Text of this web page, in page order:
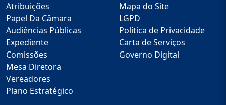
Atribuições
Papel Da Câmara
Audiências Públicas
Expediente
Comissões
Mesa Diretora
Vereadores
Plano Estratégico
Mapa do Site
LGPD
Política de Privacidade
Carta de Serviços
Governo Digital